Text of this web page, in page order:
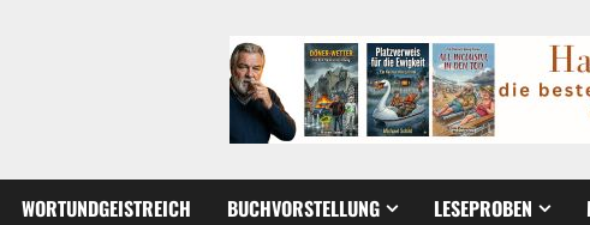
WORTUNDGEISTREICH BUCHVORSTELLUNG LESEPROBEN